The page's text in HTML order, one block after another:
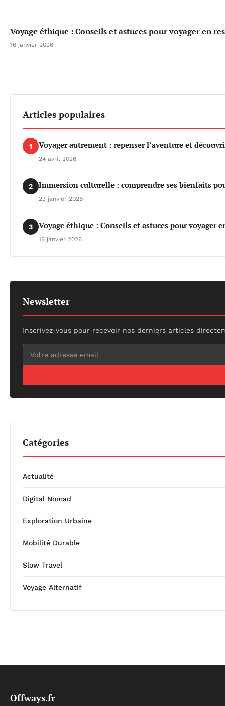
Voyage éthique : Conseils et astuces pour voyager en
16 janvier 2026
Articles populaires
1 Voyager autrement : repenser l’aventure et
24 avril 2026
2 Immersion culturelle : comprendre ses bienfaits
23 janvier 2026
3 Voyage éthique : Conseils et astuces pour voyager
16 janvier 2026
Newsletter
Inscrivez-vous pour recevoir nos derniers articles
Catégories
Actualité
Digital Nomad
Exploration Urbaine
Mobilité Durable
Slow Travel
Voyage Alternatif
Offways.fr